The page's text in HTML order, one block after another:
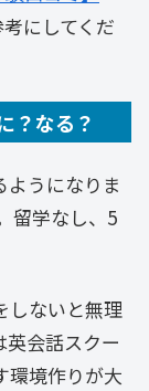
にしてくだ
？なる？
うになりま
留学なし、5
しないと無理
会話スクー
環境作りが大